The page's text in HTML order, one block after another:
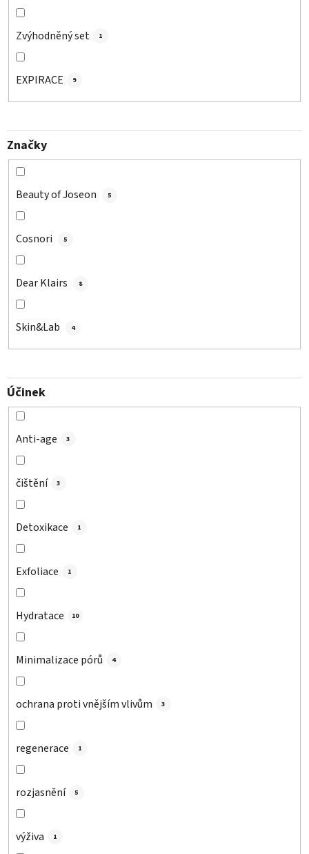
Zvýhodněný set 1
EXPIRACE 9
Značky
Beauty of Joseon 5
Cosnori 5
Dear Klairs 8
Skin&Lab 4
Účinek
Anti-age 3
čištění 3
Detoxikace 1
Exfoliace 1
Hydratace 10
Minimalizace pórů 4
ochrana proti vnějším vlivům 3
regenerace 1
rozjasnění 5
výživa 1